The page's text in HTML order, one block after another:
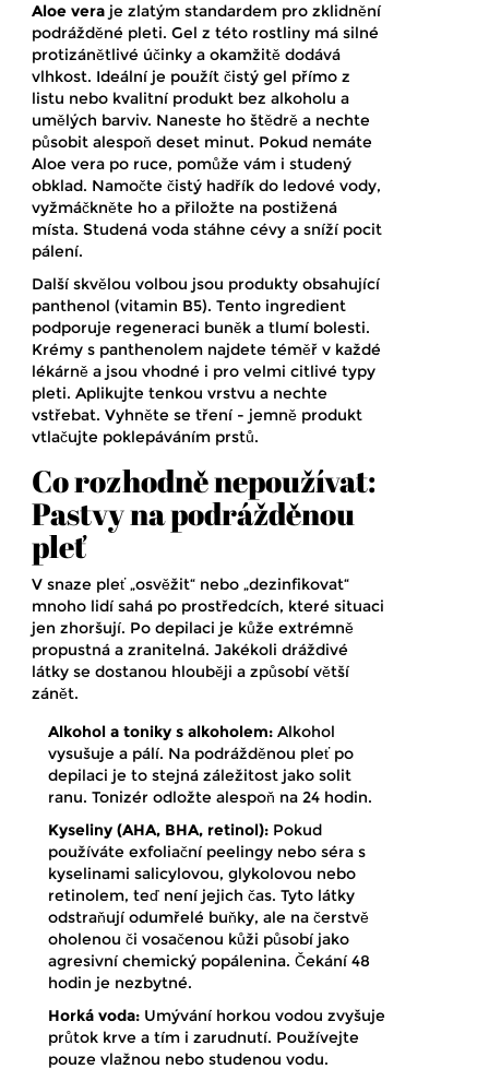
Aloe vera je zlatým standardem pro zklidnění
podrážděné pleti. Gel z této rostliny má silné
protizánětlivé účinky a okamžitě dodává
vlhkost. Ideální je použít čistý gel přímo z
listu nebo kvalitní produkt bez alkoholu a
umělých barviv. Naneste ho štědrě a nechte
působit alespoň deset minut. Pokud nemáte
Aloe vera po ruce, pomůže vám i studený
obklad. Namočte čistý hadřík do ledové vody,
vyžmáčkněte ho a přiložte na postižená
místa. Studená voda stáhne cévy a sníží pocit
pálení.
Další skvělou volbou jsou produkty obsahující
panthenol (vitamin B5). Tento ingredient
podporuje regeneraci buněk a tlumí bolesti.
Krémy s panthenolem najdete téměř v každé
lékárně a jsou vhodné i pro velmi citlivé typy
pleti. Aplikujte tenkou vrstvu a nechte
vstřebat. Vyhněte se tření - jemně produkt
vtlačujte poklepáváním prstů.
Co rozhodně nepoužívat:
Pastvy na podrážděnou
pleť
V snaze pleť „osvěžit“ nebo „dezinfikovat“
mnoho lidí sahá po prostředcích, které situaci
jen zhoršují. Po depilaci je kůže extrémně
propustná a zranitelná. Jakékoli dráždivé
látky se dostanou hlouběji a způsobí větší
zánět.
Alkohol a toniky s alkoholem: Alkohol
vysušuje a pálí. Na podrážděnou pleť po
depilaci je to stejná záležitost jako solit
ranu. Tonizér odložte alespoň na 24 hodin.
Kyseliny (AHA, BHA, retinol): Pokud
používáte exfoliační peelingy nebo séra s
kyselinami salicylovou, glykolovou nebo
retinolem, teď není jejich čas. Tyto látky
odstraňují odumřelé buňky, ale na čerstvě
oholenou či vosačenou kůži působí jako
agresivní chemický popálenina. Čekání 48
hodin je nezbytné.
Horká voda: Umývání horkou vodou zvyšuje
průtok krve a tím i zarudnutí. Používejte
pouze vlažnou nebo studenou vodu.